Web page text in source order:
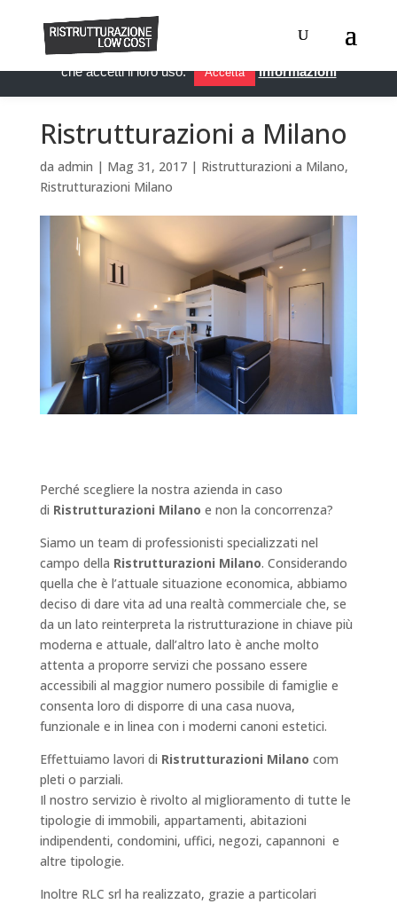
Ristrutturazioni a Milano
da admin | Mag 31, 2017| Ristrutturazioni a Milano,
Ristrutturazioni Milano
Perché scegliere la nostra azienda in caso
di Ristrutturazioni Milano e non la concorrenza?
Siamo un team di professionisti specializzati nel
campo della Ristrutturazioni Milano. Considerando
quella che è l’attuale situazione economica, abbiamo
deciso di dare vita ad una realtà commerciale che, se
da un lato reinterpreta la ristrutturazione in chiave più
moderna e attuale, dall’altro lato è anche molto
attenta a proporre servizi che possano essere
accessibili al maggior numero possibile di famiglie e
consenta loro di disporre di una casa nuova,
funzionale e in linea con i moderni canoni estetici.
Effettuiamo lavori di Ristrutturazioni Milano com
pleti o parziali.
Il nostro servizio è rivolto al miglioramento di tutte le
tipologie di immobili, appartamenti, abitazioni
indipendenti, condomini, uffici, negozi, capannoni e
altre tipologie.
Inoltre RLC srl ha realizzato, grazie a particolari
Questo sito utilizza i cookie per migliorare servizi ed esperienza
dei lettori. Se decidi di continuare la navigazione, consideriamo
che accetti il loro uso.
Accetta Informazioni